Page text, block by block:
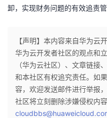
验
收
藏
议
卸 ，实现财务问题的有效追责
【声明】本内容来自华为云
华为云开发者社区的观点和
（华为云社区）、文章链接
和本社区有权追究责任。如
容，欢迎发送邮件进行举报
社区将立刻删除涉嫌侵权内容